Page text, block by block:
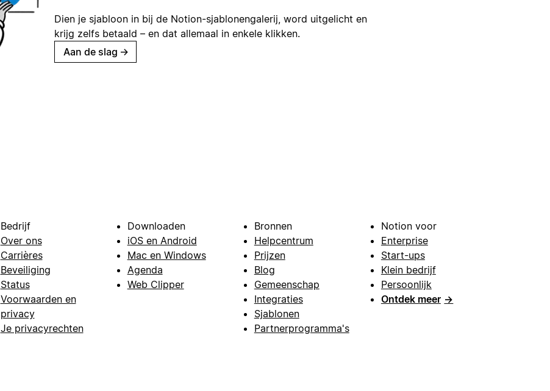
Dien je sjabloon in bij de Notion-sjablonengalerij, word uitgelicht en
krijg zelfs betaald – en dat allemaal in enkele klikken.
Aan de slag →
Bedrijf
Over ons
Carrières
Beveiliging
Status
Voorwaarden en
privacy
Je privacyrechten
Downloaden
iOS en Android
Mac en Windows
Agenda
Web Clipper
Bronnen
Helpcentrum
Prijzen
Blog
Gemeenschap
Integraties
Sjablonen
Partnerprogramma's
Notion voor
Enterprise
Start-ups
Klein bedrijf
Persoonlijk
Ontdek meer →